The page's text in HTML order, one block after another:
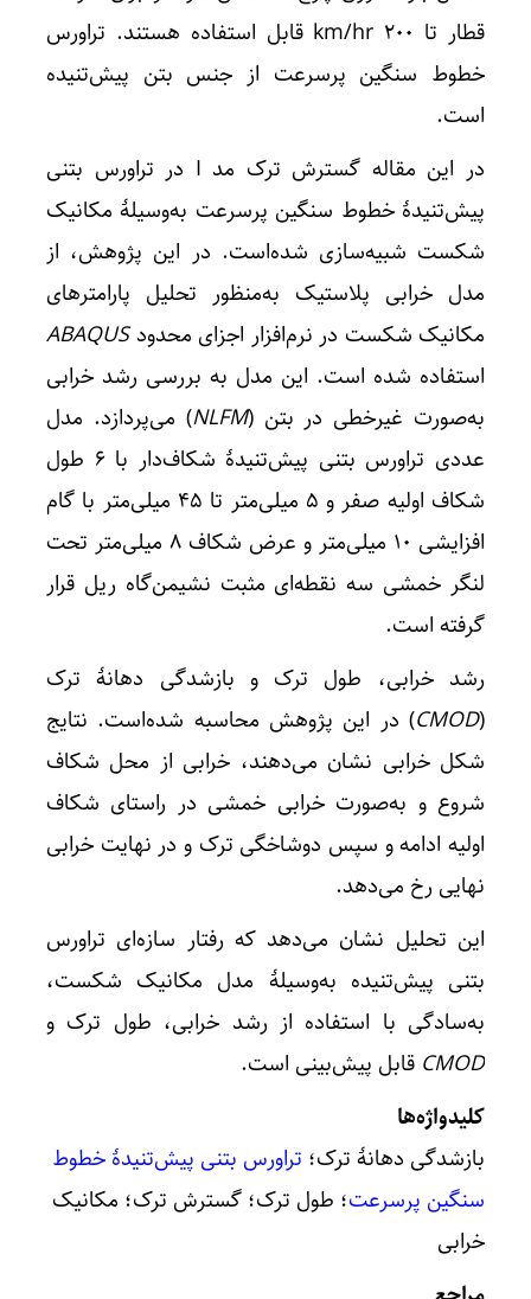
قطار تا ۲۰۰ km/hr قابل استفاده هستند. تراورس‌
خطوط سنگین پرسرعت از جنس بتن پیش‌تنیده
است.
در این مقاله گسترش ترک مد I در تراورس بتنی
پیش‌تنیدۀ خطوط سنگین پرسرعت به‌وسیلۀ مکانیک
شکست شبیه‌سازی شده‌است. در این پژوهش، از
مدل خرابی پلاستیک به‌منظور تحلیل پارامترهای
مکانیک شکست در نرم‌افزار اجزای محدودABAQUS
استفاده شده است. این مدل به بررسی رشد خرابی
به‌صورت غیرخطی در بتن (NLFM) می‌پردازد. مدل
عددی تراورس بتنی پیش‌تنیدۀ شکاف‌دار با ۶ طول
شکاف اولیه صفر و ۵ میلی‌متر تا ۴۵ میلی‌متر با گام
افزایشی ۱۰ میلی‌متر و عرض شکاف ۸ میلی‌متر تحت
لنگر خمشی سه نقطه‌ای مثبت نشیمن‌گاه ریل قرار
گرفته است.
رشد خرابی، طول ترک و بازشدگی دهانۀ ترک
(
CMOD) در این پژوهش محاسبه شده‌است. نتایج
شکل خرابی نشان می‌دهند، خرابی از محل شکاف
شروع و به‌صورت خرابی خمشی در راستای شکاف
اولیه ادامه و سپس دوشاخگی ترک و در نهایت خرابی
نهایی رخ می‌دهد.
این تحلیل نشان می‌دهد که رفتار سازه‌ای تراورس
بتنی پیش‌تنیده به‌وسیلۀ مدل مکانیک شکست،
به‌سادگی با استفاده از رشد خرابی، طول ترک و
CMOD قابل پیش‌بینی است.
کلیدواژه‌ها
بازشدگی دهانۀ ترک؛ تراورس بتنی پیش‌تنیدۀ خطوط
سنگین پرسرعت؛ طول ترک؛ گسترش ترک؛ مکانیک
خرابی